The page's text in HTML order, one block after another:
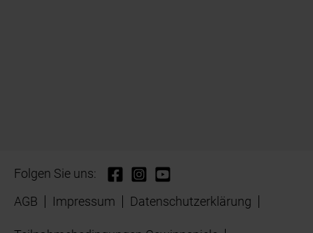
Folgen Sie uns:
AGB
Impressum Datenschutzerklärung